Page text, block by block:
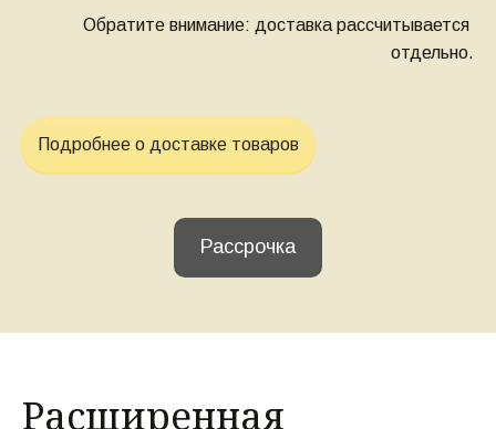
Обратите внимание: доставка рассчитывается
отдельно.
Подробнее о доставке товаров
Рассрочка
Расширенная